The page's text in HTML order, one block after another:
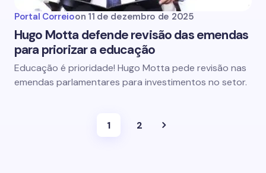
Portal Correioon 11 de dezembro de 2025
Hugo Motta defende revisão das emendas
para priorizar a educação
Educação é prioridade! Hugo Motta pede revisão nas
emendas parlamentares para investimentos no setor.
1 2